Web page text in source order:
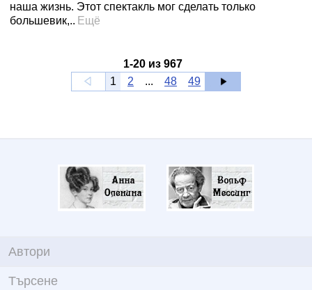
наша жизнь. Этот спектакль мог сделать только
большевик,.. Ещё
1-20из 967
1
2 ... 48 49
Автори
Търсене